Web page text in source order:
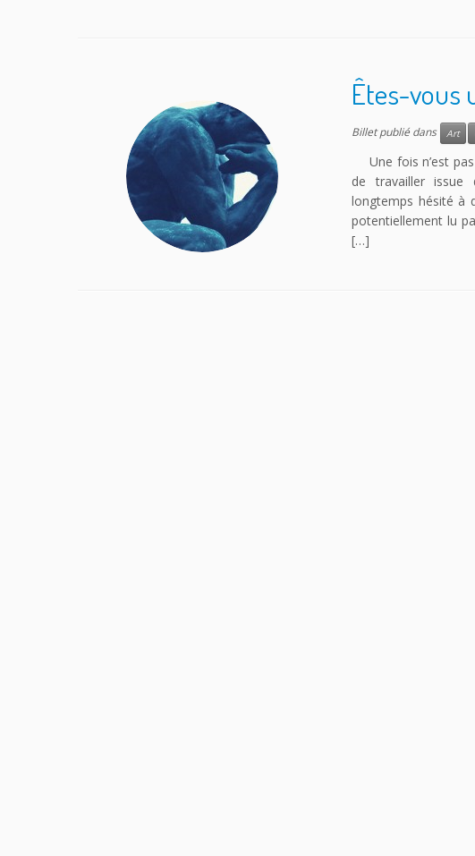
Êtes-vous
Billet publié dans Art
Une fois n’est
de travailler issue
longtemps hésité à
potentiellement lu
[…]